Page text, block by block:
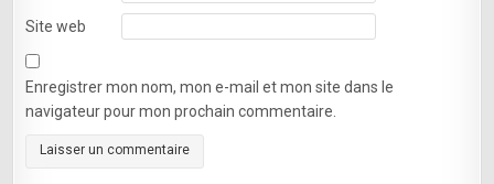
Site web
Enregistrer mon nom, mon e-mail et mon site dans le
navigateur pour mon prochain commentaire.